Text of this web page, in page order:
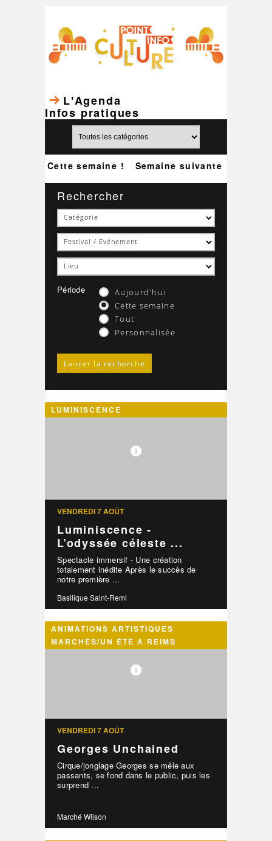
L'Agenda
Infos pratiques
Semaine suivante
Cette semaine !
Rechercher
Période
Aujourd'hui
Cette semaine
Tout
Personnalisée
LUMINISCENCE
VENDREDI 7 AOÛT
Luminiscence -
L’odyssée céleste ...
Spectacle immersif - Une création
totalement inédite Après le succès de
notre première ...
Basilique Saint-Remi
ANIMATIONS ARTISTIQUES
MARCHÉS/UN ÉTÉ À REIMS
VENDREDI 7 AOÛT
Georges Unchained
Cirque/jonglage Georges se mêle aux
passants, se fond dans le public, puis les
surprend ...
Marché Wilson